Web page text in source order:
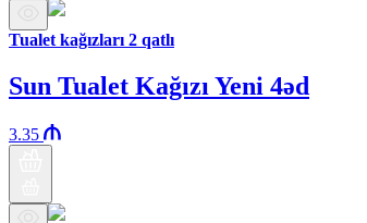
Tualet kağızları 2 qatlı
Sun Tualet Kağızı Yeni 4əd
3.35